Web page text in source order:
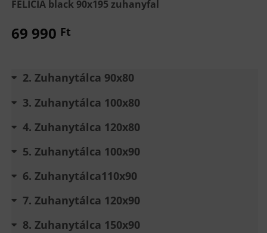
FELICIA black 90x195 zuhanyfal
69 990 Ft
2 Zuhanytálca 90x80
3 Zuhanytálca 100x80
4 Zuhanytálca 120x80
5 Zuhanytálca 100x90
6 Zuhanytálca110x90
7 Zuhanytálca 120x90
8 Zuhanytálca 150x90